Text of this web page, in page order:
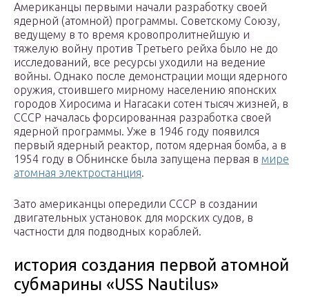
Американцы первыми начали разработку своей
ядерной (атомной) программы. Советскому Союзу,
ведущему в то время кровопролитнейшую и
тяжелую войну против Третьего рейха было не до
исследований, все ресурсы уходили на ведение
войны. Однако после демонстрации мощи ядерного
оружия, стоившего мирному населению японских
городов Хиросима и Нагасаки сотен тысяч жизней, в
СССР началась форсированная разработка своей
ядерной программы. Уже в 1946 году появился
первый ядерный реактор, потом ядерная бомба, а в
1954 году в Обнинске была запущена первая в мире
атомная электростанция.
Зато американцы опередили СССР в создании
двигательных установок для морских судов, в
частности для подводных кораблей.
история создания первой атомной
субмарины «USS Nautilus»